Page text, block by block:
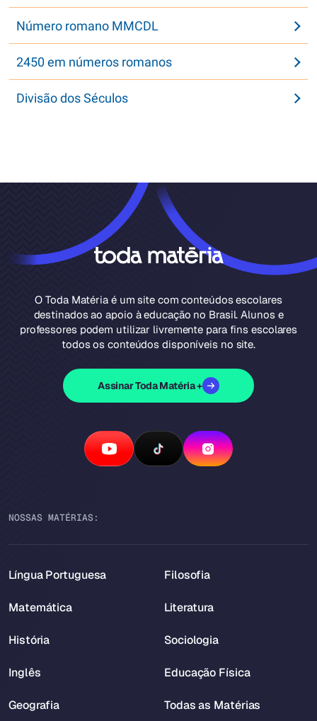
Número romano MMCDL
2450 em números romanos
Divisão dos Séculos
O Toda Matéria é um site com conteúdos escolares
destinados ao apoio à educação no Brasil. Alunos e
professores podem utilizar livremente para fins escolares
todos os conteúdos disponíveis no site.
Assinar Toda Matéria +
NOSSAS MATÉRIAS:
Língua Portuguesa
Matemática
História
Inglês
Geografia
Filosofia
Literatura
Sociologia
Educação Física
Todas as Matérias